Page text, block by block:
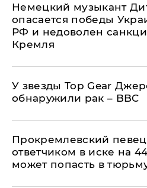
Немецкий музыкант
опасается победы
РФ и недоволен
Кремля
У звезды Top Gear
обнаружили рак – BBC
Прокремлевский певец
ответчиком в иске на
может попасть в